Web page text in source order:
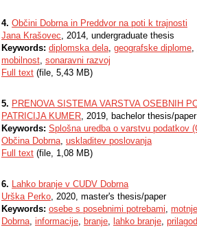
4. Občini Dobrna in Preddvor na poti k trajnosti
Jana Krašovec, 2014, undergraduate thesis
Keywords: diplomska dela, geografske diplome,
mobilnost, sonaravni razvoj
Full text (file, 5,43 MB)
5. PRENOVA SISTEMA VARSTVA OSEBNIH
PATRICIJA KUMER, 2019, bachelor thesis/paper
Keywords: Splošna uredba o varstvu podatkov
Občina Dobrna, uskladitev poslovanja
Full text (file, 1,08 MB)
6. Lahko branje v CUDV Dobrna
Urška Perko, 2020, master's thesis/paper
Keywords: osebe s posebnimi potrebami,
Dobrna, informacije, branje, lahko branje,